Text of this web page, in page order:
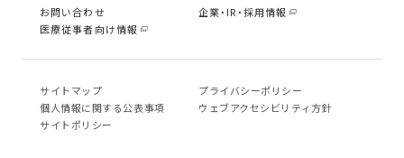
お問い合わせ
企業・IR・採用情報
医療従事者向け情報
サイトマップ
プライバシーポリシー
個⼈情報に関する公表事項
ウェブアクセシビリティ方針
サイトポリシー